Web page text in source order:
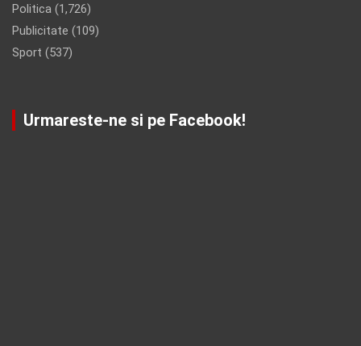
Politica (1,726)
Publicitate (109)
Sport (537)
Urmareste-ne si pe Facebook!